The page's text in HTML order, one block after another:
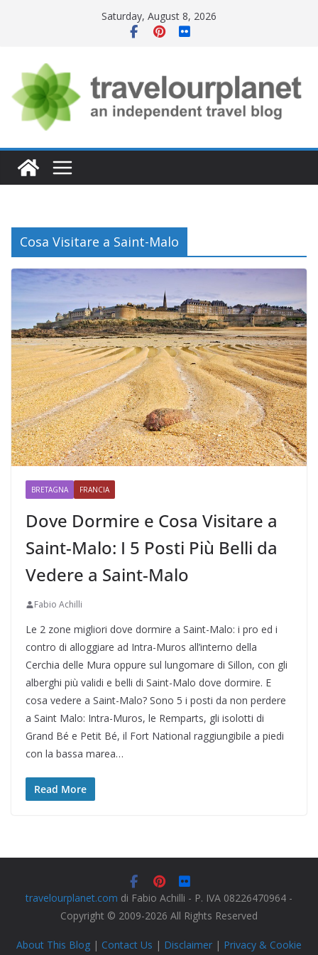
Saturday, August 8, 2026
Cosa Visitare a Saint-Malo
BRETAGNA FRANCIA
Dove Dormire e Cosa Visitare a
Saint-Malo: I 5 Posti Più Belli da
Vedere a Saint-Malo
Fabio Achilli
Le 2 zone migliori dove dormire a Saint-Malo: i pro ed i
contro di alloggiare ad Intra-Muros all’interno della
Cerchia delle Mura oppure sul lungomare di Sillon, con gli
alberghi più validi e belli di Saint-Malo dove dormire. E
cosa vedere a Saint-Malo? Sono 5 i posti da non perdere
a Saint Malo: Intra-Muros, le Remparts, gli isolotti di
Grand Bé e Petit Bé, il Fort National raggiungibile a piedi
con la bassa marea…
Read More
travelourplanet.com di Fabio Achilli - P. IVA 08226470964 -
Copyright © 2009-2026 All Rights Reserved
About This Blog | Contact Us | Disclaimer | Privacy & Cookie